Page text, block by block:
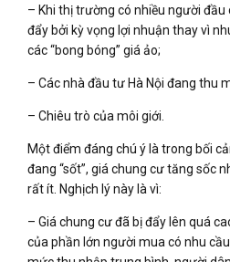
– Khi thị trường có nhiều người đầu
đẩy bởi kỳ vọng lợi nhuận thay vì
các “bong bóng” giá ảo;
– Các nhà đầu tư Hà Nội đang thu
– Chiêu trò của môi giới.
Một điểm đáng chú ý là trong bối
đang “sốt”, giá chung cư tăng sốc
rất ít. Nghịch lý này là vì:
– Giá chung cư đã bị đẩy lên quá
của phần lớn người mua có nhu